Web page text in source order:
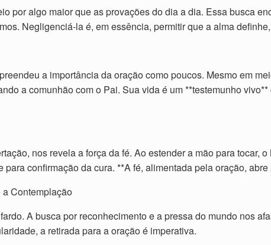
por algo maior que as provações do dia a dia. Essa busca
Negligenciá-la é, em essência, permitir que a alma
a importância da oração como poucos. Mesmo em
a comunhão com o Pai. Sua vida é um **testemunho
nos revela a força da fé. Ao estender a mão para tocar,
confirmação da cura. **A fé, alimentada pela oração,
Contemplação
A busca por reconhecimento e a pressa do mundo nos
a retirada para a oração é imperativa.